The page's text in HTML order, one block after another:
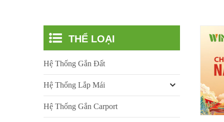
THỂ LOẠI
Hệ Thống Gắn Đất
Hệ Thống Lắp Mái
Hệ Thống Gắn Carport